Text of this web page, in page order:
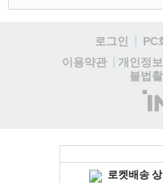
로그인 PC
이용약관
개인정
불법